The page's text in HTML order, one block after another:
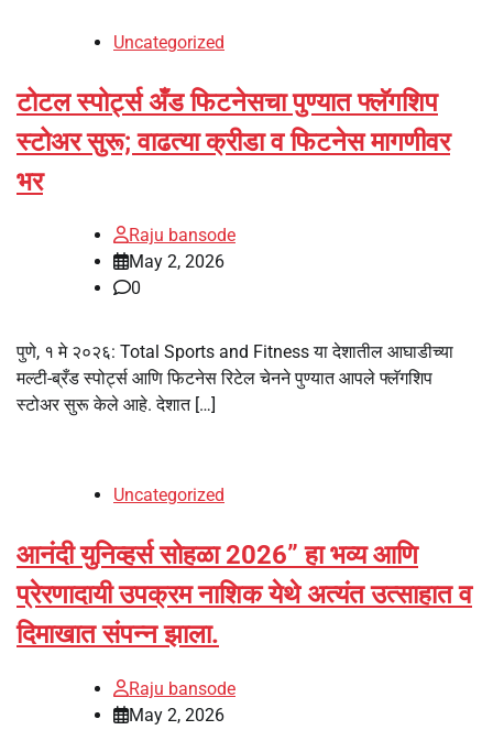
Uncategorized
टोटल स्पोर्ट्स अँड फिटनेसचा पुण्यात फ्लॅगशिप
स्टोअर सुरू; वाढत्या क्रीडा व फिटनेस मागणीवर
भर
Raju bansode
May 2, 2026
0
पुणे, १ मे २०२६: Total Sports and Fitness या देशातील आघाडीच्या
मल्टी-ब्रँड स्पोर्ट्स आणि फिटनेस रिटेल चेनने पुण्यात आपले फ्लॅगशिप
स्टोअर सुरू केले आहे. देशात […]
Uncategorized
आनंदी युनिव्हर्स सोहळा 2026” हा भव्य आणि
प्रेरणादायी उपक्रम नाशिक येथे अत्यंत उत्साहात व
दिमाखात संपन्न झाला.
Raju bansode
May 2, 2026